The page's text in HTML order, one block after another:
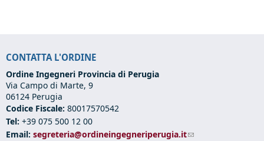
CONTATTA L'ORDINE
Ordine Ingegneri Provincia di Perugia
Via Campo di Marte, 9
06124 Perugia
Codice Fiscale: 80017570542
Tel: +39 075 500 12 00
Email: segreteria@ordineingegneriperugia.it(link sends e-mail)